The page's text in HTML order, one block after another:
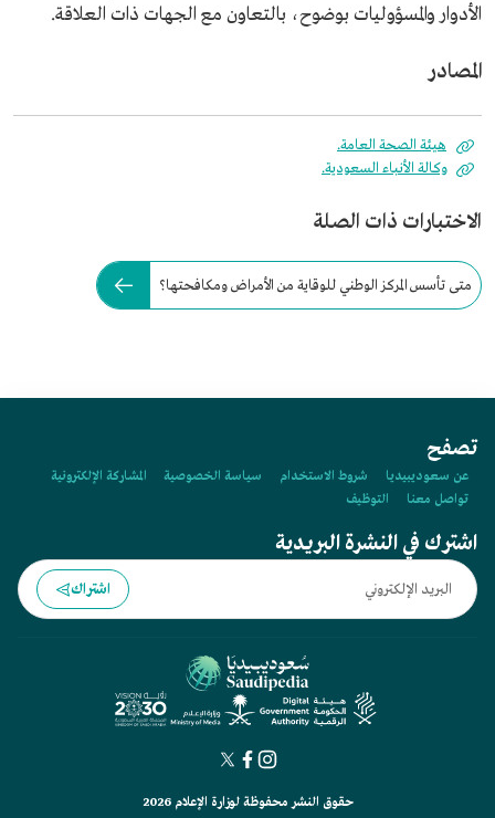
الأدوار والمسؤوليات بوضوح، بالتعاون مع الجهات ذات العلاقة.
المصادر
هيئة الصحة العامة.
وكالة الأنباء السعودية.
الاختبارات ذات الصلة
متى تأسس المركز الوطني للوقاية من الأمراض ومكافحتها؟
تصفح
عن سعوديبيديا شروط الاستخدام سياسة الخصوصية
المشاركة الإلكترونية
تواصل معنا
التوظيف
اشترك في النشرة البريدية
اشتراك
حقوق النشر محفوظة لوزارة الإعلام 2026